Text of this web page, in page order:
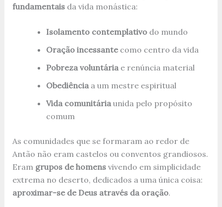
fundamentaisda vida monástica:
Isolamento contemplativodo mundo
Oração incessantecomo centro da vida
Pobreza voluntáriae renúncia material
Obediênciaa um mestre espiritual
Vida comunitáriaunida pelo propósito
comum
As comunidades que se formaram ao redor de
Antão não eram castelos ou conventos grandiosos.
Eram grupos de homensvivendo em simplicidade
extrema no deserto, dedicados a uma única coisa:
aproximar-se de Deus através da oração.